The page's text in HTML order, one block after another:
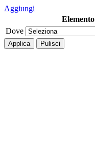
Aggiungi
Dove
Elemento